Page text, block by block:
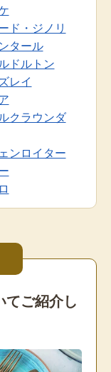
ド・ジノリ
タール
ドルトン
レイ
クラウンダ
ンロイター
てご紹介し